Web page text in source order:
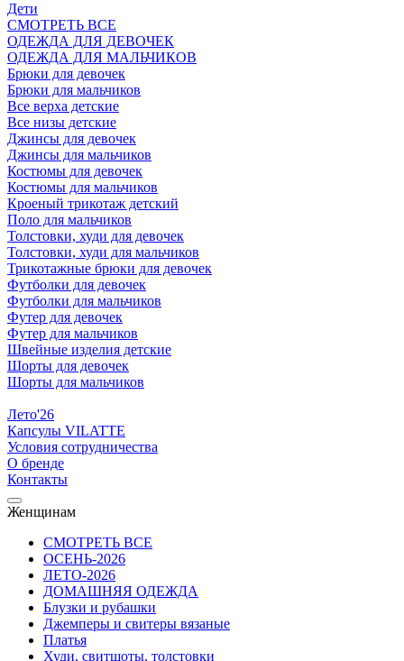
Дети
СМОТРЕТЬ ВСЕ
ОДЕЖДА ДЛЯ ДЕВОЧЕК
ОДЕЖДА ДЛЯ МАЛЬЧИКОВ
Брюки для девочек
Брюки для мальчиков
Все верха детские
Все низы детские
Джинсы для девочек
Джинсы для мальчиков
Костюмы для девочек
Костюмы для мальчиков
Кроеный трикотаж детский
Поло для мальчиков
Толстовки, худи для девочек
Толстовки, худи для мальчиков
Трикотажные брюки для девочек
Футболки для девочек
Футболки для мальчиков
Футер для девочек
Футер для мальчиков
Швейные изделия детские
Шорты для девочек
Шорты для мальчиков
Лето'26
Капсулы VILATTE
Условия сотрудничества
О бренде
Контакты
Женщинам
СМОТРЕТЬ ВСЕ
ОСЕНЬ-2026
ЛЕТО-2026
ДОМАШНЯЯ ОДЕЖДА
Блузки и рубашки
Джемперы и свитеры вязаные
Платья
Худи, свитшоты, толстовки